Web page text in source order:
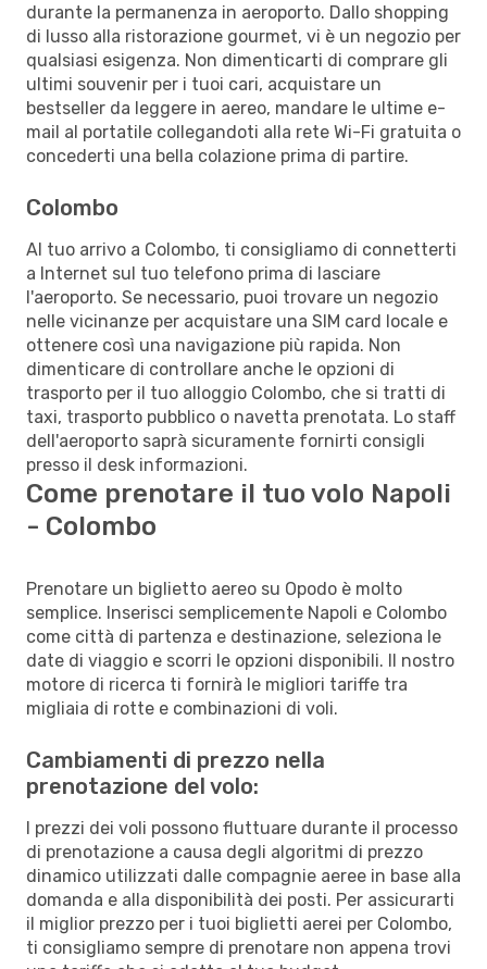
durante la permanenza in aeroporto. Dallo shopping
di lusso alla ristorazione gourmet, vi è un negozio per
qualsiasi esigenza. Non dimenticarti di comprare gli
ultimi souvenir per i tuoi cari, acquistare un
bestseller da leggere in aereo, mandare le ultime e-
mail al portatile collegandoti alla rete Wi-Fi gratuita o
concederti una bella colazione prima di partire.
Colombo
Al tuo arrivo a Colombo, ti consigliamo di connetterti
a Internet sul tuo telefono prima di lasciare
l'aeroporto. Se necessario, puoi trovare un negozio
nelle vicinanze per acquistare una SIM card locale e
ottenere così una navigazione più rapida. Non
dimenticare di controllare anche le opzioni di
trasporto per il tuo alloggio Colombo, che si tratti di
taxi, trasporto pubblico o navetta prenotata. Lo staff
dell'aeroporto saprà sicuramente fornirti consigli
presso il desk informazioni.
Come prenotare il tuo volo Napoli
- Colombo
Prenotare un biglietto aereo su Opodo è molto
semplice. Inserisci semplicemente Napoli e Colombo
come città di partenza e destinazione, seleziona le
date di viaggio e scorri le opzioni disponibili. Il nostro
motore di ricerca ti fornirà le migliori tariffe tra
migliaia di rotte e combinazioni di voli.
Cambiamenti di prezzo nella
prenotazione del volo:
I prezzi dei voli possono fluttuare durante il processo
di prenotazione a causa degli algoritmi di prezzo
dinamico utilizzati dalle compagnie aeree in base alla
domanda e alla disponibilità dei posti. Per assicurarti
il miglior prezzo per i tuoi biglietti aerei per Colombo,
ti consigliamo sempre di prenotare non appena trovi